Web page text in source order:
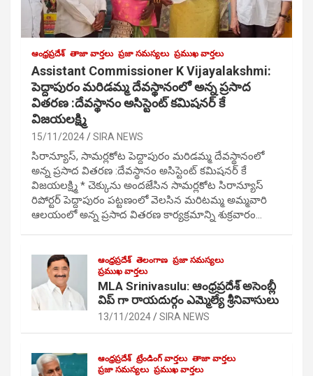
ఆంధ్రప్రదేశ్ తాజా వార్తలు ప్రజా సమస్యలు ప్రముఖ వార్తలు
Assistant Commissioner K Vijayalakshmi:
పెద్దాపురం మరిడమ్మ దేవస్థానంలో అన్న ప్రసాద
వితరణ :దేవస్థానం అసిస్టెంట్ కమిషనర్ కే
విజయలక్ష్మి
15/11/2024 SIRA NEWS
సిరాన్యూస్, సామర్లకోట పెద్దాపురం మరిడమ్మ దేవస్థానంలో
అన్న ప్రసాద వితరణ :దేవస్థానం అసిస్టెంట్ కమిషనర్ కే
విజయలక్ష్మి * చెక్కును అందజేసిన సామర్లకోట సిరాన్యూస్
రిపోర్టర్ పెద్దాపురం పట్టణంలో వెలసిన మరిటమ్మ అమ్మవారి
ఆలయంలో అన్న ప్రసాద వితరణ కార్యక్రమాన్ని శుక్రవారం…
ఆంధ్రప్రదేశ్ తెలంగాణ ప్రజా సమస్యలు
ప్రముఖ వార్తలు
MLA Srinivasulu: ఆంధ్రప్రదేశ్ అసెంబ్లీ
విప్ గా రాయదుర్గం ఎమ్మెల్యే శ్రీనివాసులు
13/11/2024 SIRA NEWS
ఆంధ్రప్రదేశ్ ట్రేండింగ్ వార్తలు తాజా వార్తలు
ప్రజా సమస్యలు ప్రముఖ వార్తలు